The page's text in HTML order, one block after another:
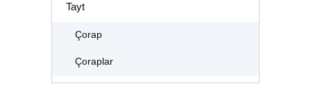
Tayt
Çorap
Çoraplar